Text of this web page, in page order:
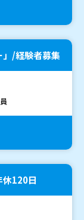
」/経験者募集
休120日